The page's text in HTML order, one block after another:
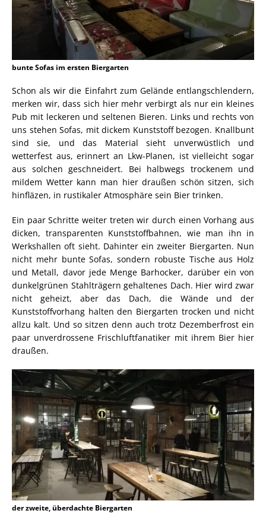
bunte Sofas im ersten Biergarten
Schon als wir die Einfahrt zum Gelände entlangschlendern,
merken wir, dass sich hier mehr verbirgt als nur ein kleines
Pub mit leckeren und seltenen Bieren. Links und rechts von
uns stehen Sofas, mit dickem Kunststoff bezogen. Knallbunt
sind sie, und das Material sieht unverwüstlich und
wetterfest aus, erinnert an Lkw-Planen, ist vielleicht sogar
aus solchen geschneidert. Bei halbwegs trockenem und
mildem Wetter kann man hier draußen schön sitzen, sich
hinfläzen, in rustikaler Atmosphäre sein Bier trinken.
Ein paar Schritte weiter treten wir durch einen Vorhang aus
dicken, transparenten Kunststoffbahnen, wie man ihn in
Werkshallen oft sieht. Dahinter ein zweiter Biergarten. Nun
nicht mehr bunte Sofas, sondern robuste Tische aus Holz
und Metall, davor jede Menge Barhocker, darüber ein von
dunkelgrünen Stahlträgern gehaltenes Dach. Hier wird zwar
nicht geheizt, aber das Dach, die Wände und der
Kunststoffvorhang halten den Biergarten trocken und nicht
allzu kalt. Und so sitzen denn auch trotz Dezemberfrost ein
paar unverdrossene Frischluftfanatiker mit ihrem Bier hier
draußen.
der zweite, überdachte Biergarten